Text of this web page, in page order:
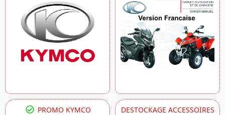
PROMO KYMCO DESTOCKAGE ACCESSOIRES